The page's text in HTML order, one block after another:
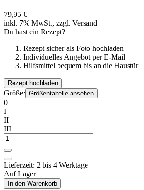
79,95 €
inkl. 7% MwSt., zzgl. Versand
Du hast ein Rezept?
Rezept sicher als Foto hochladen
Individuelles Angebot per E-Mail
Hilfsmittel bequem bis an die Haustür
Rezept hochladen
Größe: Größentabelle ansehen
0
I
II
III
Lieferzeit: 2 bis 4 Werktage
Auf Lager
In den Warenkorb